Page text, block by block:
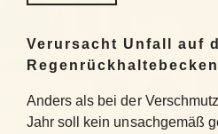
Verursacht Unfall auf
Anders als bei der
Jahr soll kein unsachgemäß